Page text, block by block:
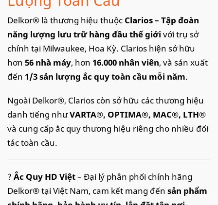
Delkor® là thương hiệu thuộc Clarios – Tập đoàn
năng lượng lưu trữ hàng đầu thế giới với trụ sở
chính tại Milwaukee, Hoa Kỳ. Clarios hiện sở hữu
hơn 56 nhà máy, hơn 16.000 nhân viên, và sản xuất
đến 1/3 sản lượng ắc quy toàn cầu mỗi năm.
Ngoài Delkor®, Clarios còn sở hữu các thương hiệu
danh tiếng nhưVARTA®, OPTIMA®, MAC®, LTH®
và cung cấp ắc quy thương hiệu riêng cho nhiều đối
tác toàn cầu.
? Ắc Quy HD Việt– Đại lý phân phối chính hãng
Delkor® tại Việt Nam, cam kết mang đến sản phẩm